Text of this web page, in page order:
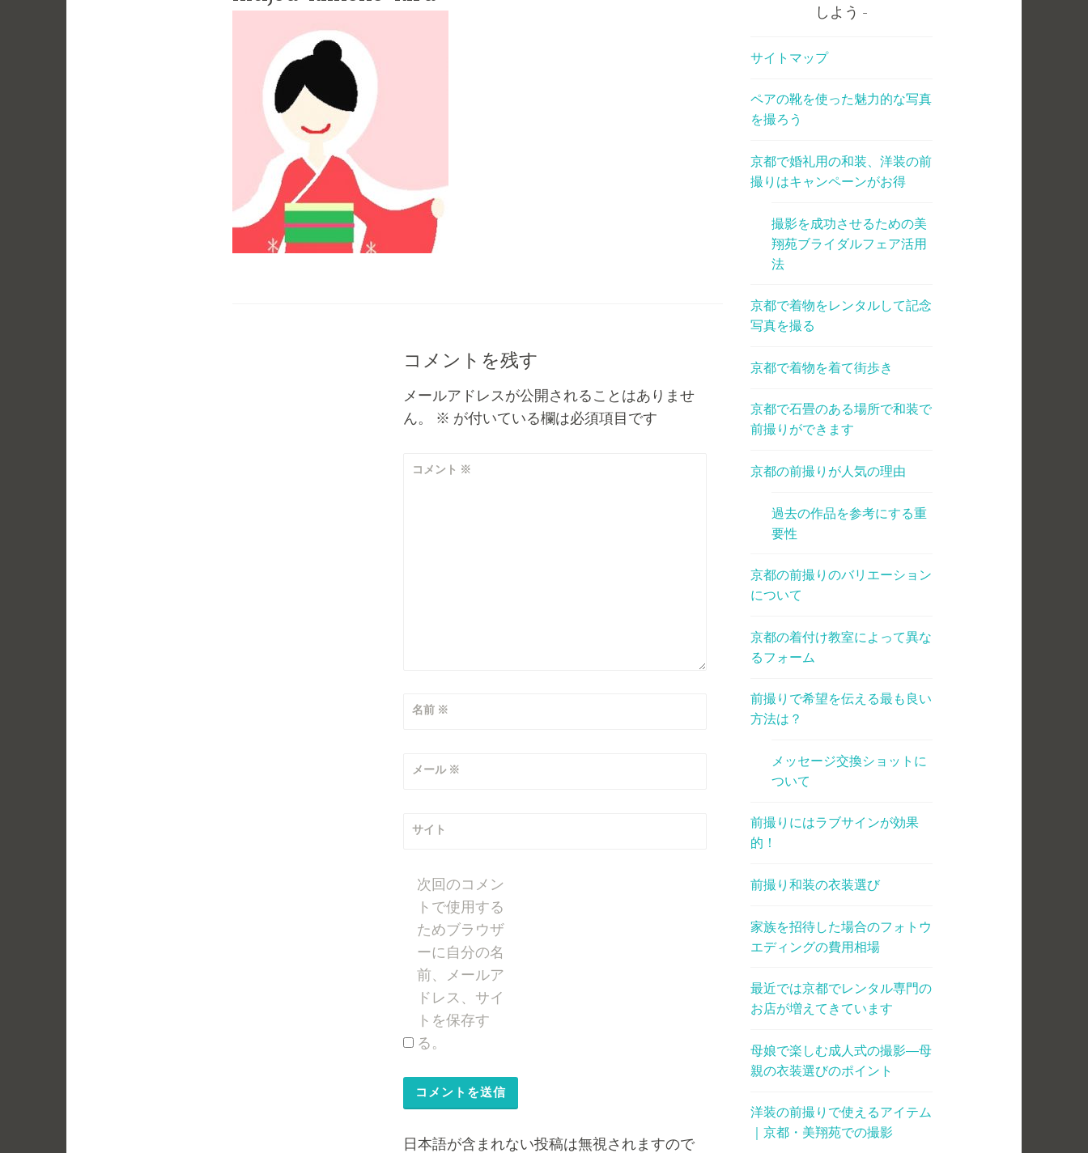
コメントを残す
メールアドレスが公開されることはありませ
ん。
※ が付いている欄は必須項目です
コメント ※
名前 ※
メール ※
サイト
次回のコメン
トで使用する
ためブラウザ
ーに自分の名
前、メールア
ドレス、サイ
トを保存す
る。
日本語が含まれない投稿は無視されますので
しよう
サイトマップ
ペアの靴を使った魅力的な写真
を撮ろう
京都で婚礼用の和装、洋装の前
撮りはキャンペーンがお得
撮影を成功させるための美
翔苑ブライダルフェア活用
法
京都で着物をレンタルして記念
写真を撮る
京都で着物を着て街歩き
京都で石畳のある場所で和装で
前撮りができます
京都の前撮りが人気の理由
過去の作品を参考にする重
要性
京都の前撮りのバリエーション
について
京都の着付け教室によって異な
るフォーム
前撮りで希望を伝える最も良い
方法は？
メッセージ交換ショットに
ついて
前撮りにはラブサインが効果
的！
前撮り和装の衣装選び
家族を招待した場合のフォトウ
エディングの費用相場
最近では京都でレンタル専門の
お店が増えてきています
母娘で楽しむ成人式の撮影―母
親の衣装選びのポイント
洋装の前撮りで使えるアイテム
｜京都・美翔苑での撮影